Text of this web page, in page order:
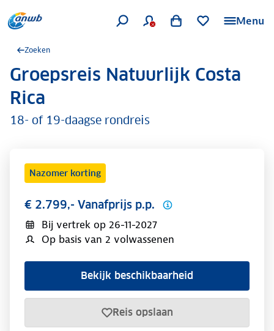
Menu
Zoeken
.Groepsreis Natuurlijk Costa
Rica
18- of 19-daagse rondreis
Nazomer korting
€ 2.799,- Vanafprijs p.p.
Bij vertrek op 26-11-2027
Op basis van 2 volwassenen
Bekijk beschikbaarheid
Reis opslaan